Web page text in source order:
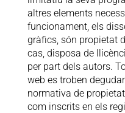
altres elements
funcionament, els
gràfics, són propietat
cas, disposa de
per part dels autors.
web es troben
normativa de
com inscrits en els